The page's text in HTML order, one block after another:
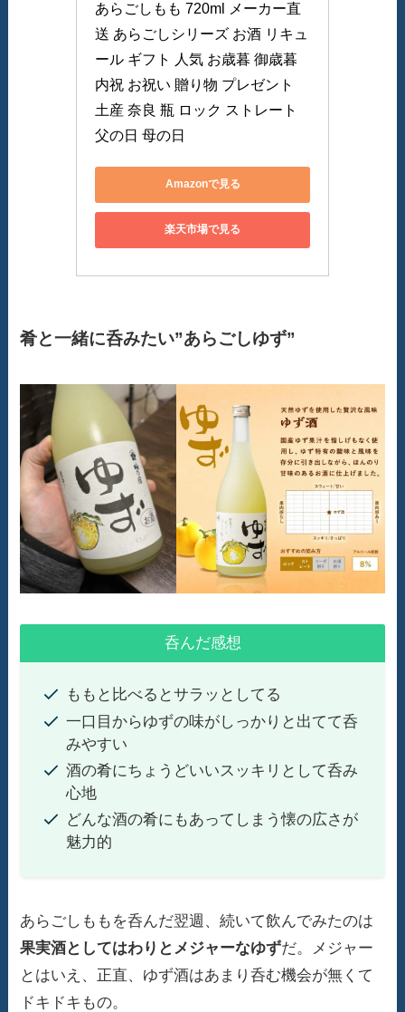
あらごしもも 720ml メーカー直
送 あらごしシリーズ お酒 リキュ
ール ギフト 人気 お歳暮 御歳暮
内祝 お祝い 贈り物 プレゼント
土産 奈良 瓶 ロック ストレート
父の日 母の日
Amazonで見る
楽天市場で見る
肴と一緒に呑みたい”あらごしゆず”
呑んだ感想
ももと比べるとサラッとしてる
一口目からゆずの味がしっかりと出てて呑
みやすい
酒の肴にちょうどいいスッキリとして呑み
心地
どんな酒の肴にもあってしまう懐の広さが
魅力的
あらごしももを呑んだ翌週、続いて飲んでみたのは
果実酒としてはわりとメジャーなゆずだ。メジャー
とはいえ、正直、ゆず酒はあまり呑む機会が無くて
ドキドキもの。